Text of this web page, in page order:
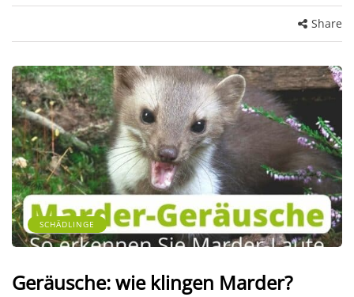
Share
SCHÄDLINGE
Geräusche: wie klingen Marder?